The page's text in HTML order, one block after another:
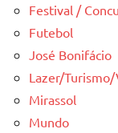
Festival /
Futebol
José Bonifácio
Lazer/
Mirassol
Mundo